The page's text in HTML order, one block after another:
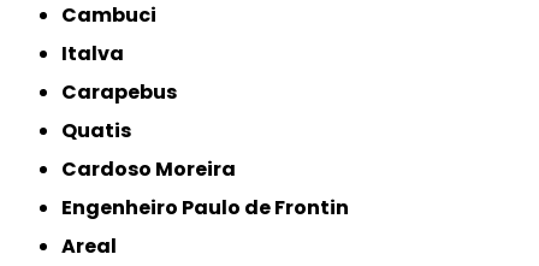
Cambuci
Italva
Carapebus
Quatis
Cardoso Moreira
Engenheiro Paulo de Frontin
Areal